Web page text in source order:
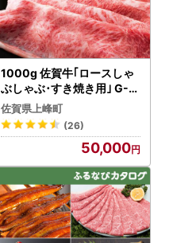
1000g 佐賀牛｢ロースしゃ
ぶしゃぶ･すき焼き用｣ G-11
4
佐賀県上峰町
(26)
50,000